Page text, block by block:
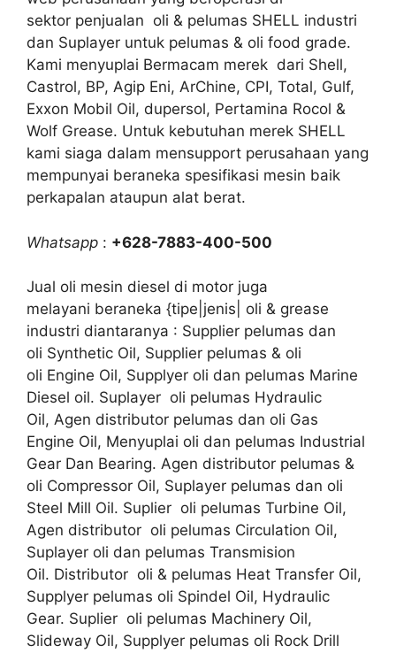
sektor penjualan oli & pelumas SHELL industri
dan Suplayer untuk pelumas & oli food grade.
Kami menyuplai Bermacam merek dari Shell,
Castrol, BP, Agip Eni, ArChine, CPI, Total, Gulf,
Exxon Mobil Oil, dupersol, Pertamina Rocol &
Wolf Grease. Untuk kebutuhan merek SHELL
kami siaga dalam mensupport perusahaan yang
mempunyai beraneka spesifikasi mesin baik
perkapalan ataupun alat berat.
Whatsapp : +628-7883-400-500
Jual oli mesin diesel di motor juga
melayani beraneka {tipe|jenis| oli & grease
industri diantaranya : Supplier pelumas dan
oli Synthetic Oil, Supplier pelumas & oli
oli Engine Oil, Supplyer oli dan pelumas Marine
Diesel oil. Suplayer oli pelumas Hydraulic
Oil, Agen distributor pelumas dan oli Gas
Engine Oil, Menyuplai oli dan pelumas Industrial
Gear Dan Bearing. Agen distributor pelumas &
oli Compressor Oil, Suplayer pelumas dan oli
Steel Mill Oil. Suplier oli pelumas Turbine Oil,
Agen distributor oli pelumas Circulation Oil,
Suplayer oli dan pelumas Transmision
Oil. Distributor oli & pelumas Heat Transfer Oil,
Supplyer pelumas oli Spindel Oil, Hydraulic
Gear. Suplier oli pelumas Machinery Oil,
Slideway Oil, Supplyer pelumas oli Rock Drill